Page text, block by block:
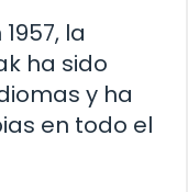
la
ha sido
y ha
en todo el